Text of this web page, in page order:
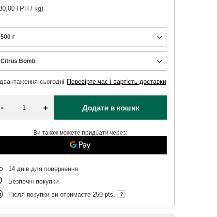
500 г
Citrus Bomb
сьогодні Перевірте час і вартість доставки
ГРН / kg)
- + Додати в кошик
Ви також можете придбати через:
14 днів для повернення
Безпечні покупки
Після покупки ви отримаєте 250 pts.